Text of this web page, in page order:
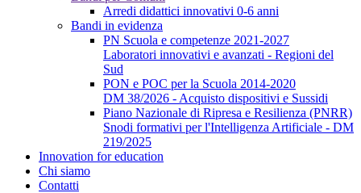
Arredi didattici innovativi 0-6 anni
Bandi in evidenza
PN Scuola e competenze 2021-2027
Laboratori innovativi e avanzati - Regioni del
Sud
PON e POC per la Scuola 2014-2020
DM 38/2026 - Acquisto dispositivi e Sussidi
Piano Nazionale di Ripresa e Resilienza (PNRR)
Snodi formativi per l'Intelligenza Artificiale - DM
219/2025
Innovation for education
Chi siamo
Contatti